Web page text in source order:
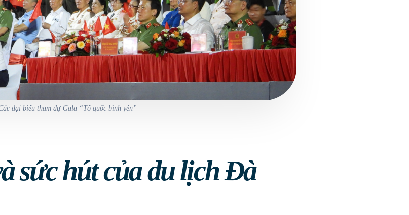
đại biểu tham dự Gala “Tổ quốc bình yên”
sức hút của du lịch Đà